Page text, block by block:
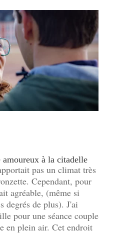
à la citadelle
pas un climat très
Cependant, pour
agréable, (même si
degrés de plus). J'ai
pour une séance couple
en plein air. Cet endroit